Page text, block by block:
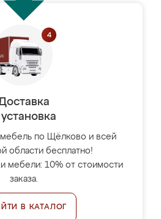
по Щёлково и всей
области бесплатно!
мебели: 10% от стоимости
заказа.
В КАТАЛОГ